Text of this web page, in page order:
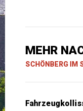
MEHR
SCHÖNBERG IM